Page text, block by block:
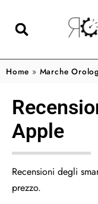
Home » Marche
Apple
Recensioni degli
prezzo.